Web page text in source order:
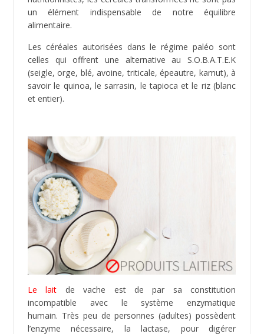
Mammography Cohort) effectuée sur 60 000
Suédoises en 2004, démontre qu’une
sensiblement les risques de cancer de l’ovaire chez les
femmes ( 32). Les hommes ne sont pas épargnés car
les grands consommateurs de laitages ont un risque
élevé de développer un cancer de la prostate selon
Quels sont les produits laitiers compatibles Paléo ?
Il s’agit des produits laitiers bio naturels contrairement
au lait industriel qui contient des traces d’antibiotiques,
d’anti-inflammatoires, de bêtabloquants et bien sûr
d’hormones selon un rapport de 2011 du National
Center for Biotechnology Information/NCBI (
Les alternatives au lait de vache sont les laits
végétaux (lait d’amande, lait de noisettes, lait de noix
de coco) et les laits frais bio de provenance animale
(lait de chèvre, lait de brebis).
Privilégiez le lait bio, le beurre clarifié (ghee), les
yaourts grecs, les produits fermentés tels
les fromages, crèmes et yaourts aux